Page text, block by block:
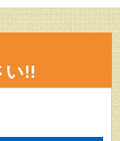
い!!